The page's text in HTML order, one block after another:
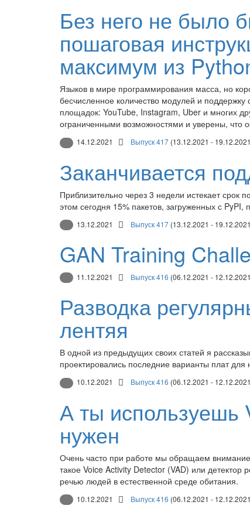
Без него не было
пошаговая
максимум из
Языков в мире программирования масса, но
бесчисленное количество модулей и
площадок: YouTube, Instagram, Uber и многих
ограниченными возможностями и уверены, что
14.12.2021 Выпуск 417 (13.12.2021 -
Заканчивается
Приблизительно через 3 недели истекает срок
этом сегодня 15% пакетов, загруженных с
13.12.2021 Выпуск 417 (13.12.2021 -
GAN Training
11.12.2021 Выпуск 416 (06.12.2021 -
Разводка
лентяя
В одной из предыдущих своих статей я
проектировались последние варианты плат для
10.12.2021 Выпуск 416 (06.12.2021 -
А ты используешь
нужен
Очень часто при работе мы обращаем
такое Voice Activity Detector (VAD) или
речью людей в естественной среде обитания.
10.12.2021 Выпуск 416 (06.12.2021 -